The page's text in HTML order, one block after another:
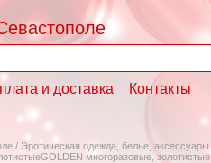
и доставка Контакты
/ Эротическая одежда, белье, аксессуары
многоразовые, золотистые